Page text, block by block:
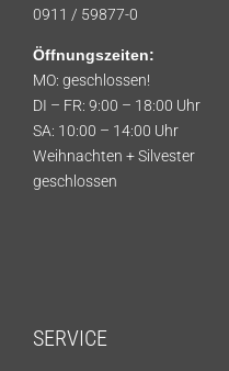
0911 / 59877-0
Öffnungszeiten:
MO: geschlossen!
DI – FR: 9:00 – 18:00 Uhr
SA: 10:00 – 14:00 Uhr
Weihnachten + Silvester
geschlossen
SERVICE